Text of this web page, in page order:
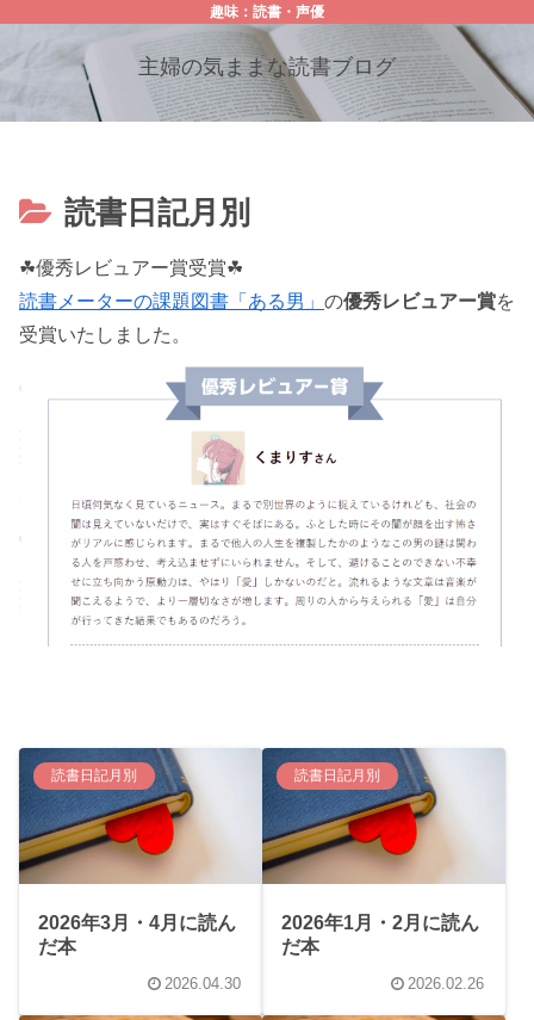
趣味：読書・声優
主婦の気ままな読書ブログ
読書日記月別
☘優秀レビュアー賞受賞☘
読書メーターの課題図書「ある男」 の優秀レビュアー賞を
受賞いたしました。
読書日記月別
2026年3月・4月に読ん
だ本
2026.04.30
読書日記月別
2026年1月・2月に読ん
だ本
2026.02.26